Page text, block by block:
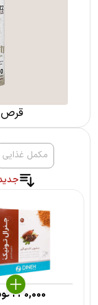
مکمل غذایی
240,000